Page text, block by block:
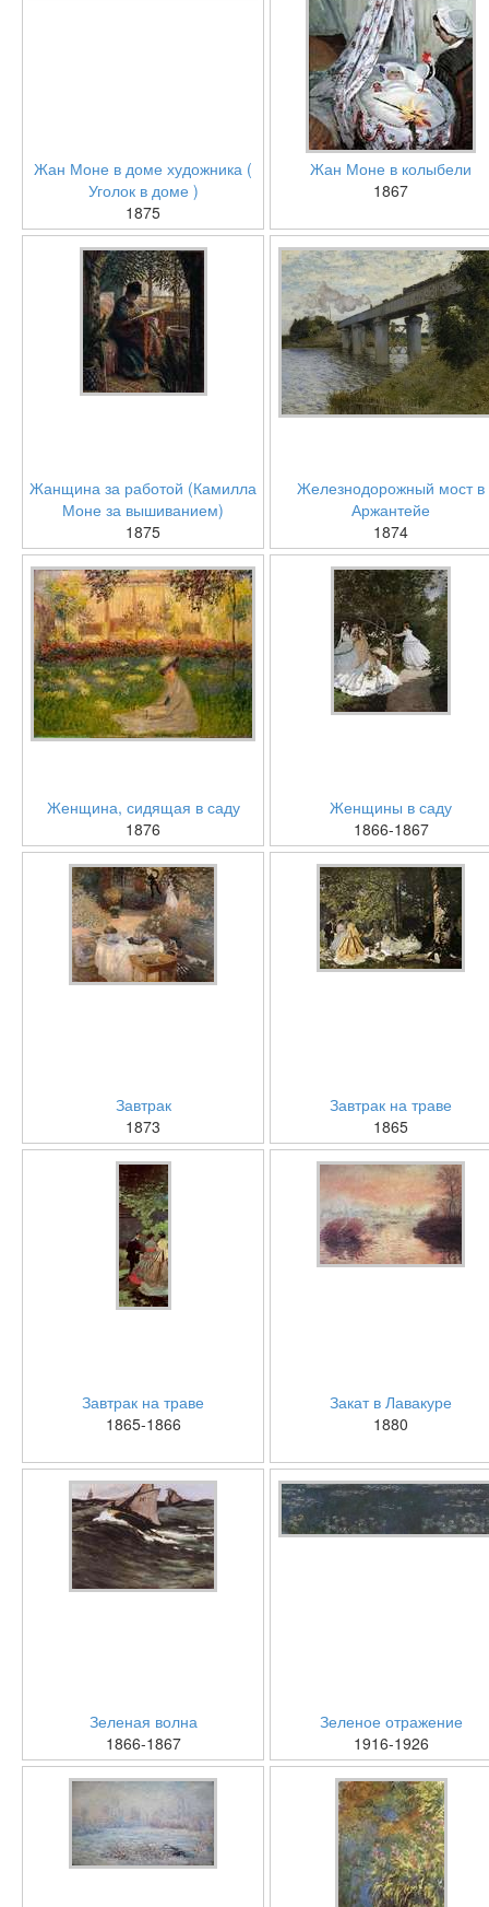
Жан Моне в доме художника (
Уголок в доме )
1875
Жан Моне в колыбели
1867
Жанщина за работой (Камилла
Моне за вышиванием)
1875
Железнодорожный мост в
Аржантейе
1874
Женщина, сидящая в саду
1876
Женщины в саду
1866-1867
Завтрак
1873
Завтрак на траве
1865
Завтрак на траве
1865-1866
Закат в Лавакуре
1880
Зеленая волна
1866-1867
Зеленое отражение
1916-1926